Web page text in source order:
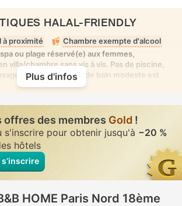
HALAL-FRIENDLY
à proximité
Chambre exempte d'alcool
ou plage réservé(e) aux femmes,
villa/chambre sans vis à vis. Pas de piscine,
mixte où la tenue de bain modeste est
Plus d'infos
offres des membres Gold !
s'inscrire pour obtenir jusqu'à −20 %
hôtels
HOME Paris Nord 18ème